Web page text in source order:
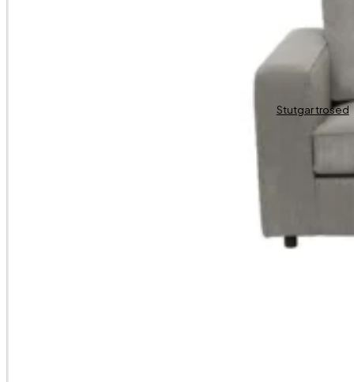
Stutgar trosed